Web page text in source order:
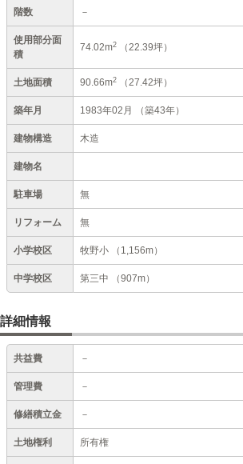
階数 －
使用部分面
積
74.02m2 （22.39坪）
土地面積 90.66m2 （27.42坪）
築年月 1983年02月 （築43年）
建物構造 木造
建物名
駐車場 無
リフォーム 無
小学校区 牧野小 （1,156m）
中学校区 第三中 （907m）
詳細情報
共益費 －
管理費 －
修繕積立金 －
土地権利 所有権